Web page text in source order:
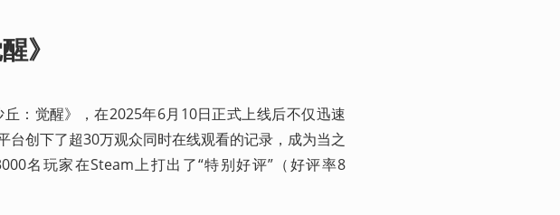
》
：觉醒》，在2025年6月10日正式上线后不仅迅速
创下了超30万观众同时在线观看的记录，成为当之
名玩家在Steam上打出了“特别好评”（好评率8